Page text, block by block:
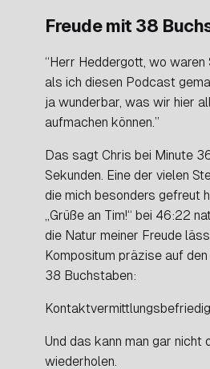
Freude mit 38
“Herr Heddergott, wo waren
als ich diesen Podcast
ja wunderbar, was wir hier
aufmachen können.”
Das sagt Chris bei Minute
Sekunden. Eine der vielen
die mich besonders gefreut
„Grüße an Tim!“ bei 46:22
die Natur meiner Freude
Kompositum präzise auf
38 Buchstaben:
Und das kann man gar nicht
wiederholen.